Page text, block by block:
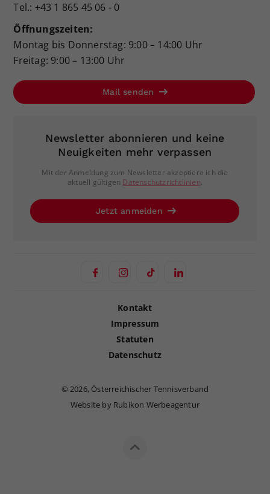
Tel.: +43 1 865 45 06 - 0
Öffnungszeiten:
Montag bis Donnerstag: 9:00 – 14:00 Uhr
Freitag: 9:00 – 13:00 Uhr
Mail senden
Newsletter abonnieren und keine
Neuigkeiten mehr verpassen
Mit der Anmeldung zum Newsletter akzeptiere ich die
aktuell gültigen Datenschutzrichtlinien.
Jetzt anmelden
Kontakt
Impressum
Statuten
Datenschutz
©2026, Österreichischer Tennisverband
Website by Rubikon Werbeagentur